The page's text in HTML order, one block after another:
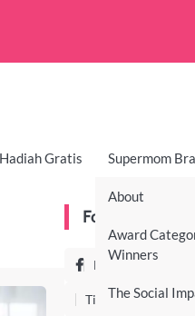
Gratis Supermom
About
Award
Winners
The Social
Follow Us On
Facebook
TikTok